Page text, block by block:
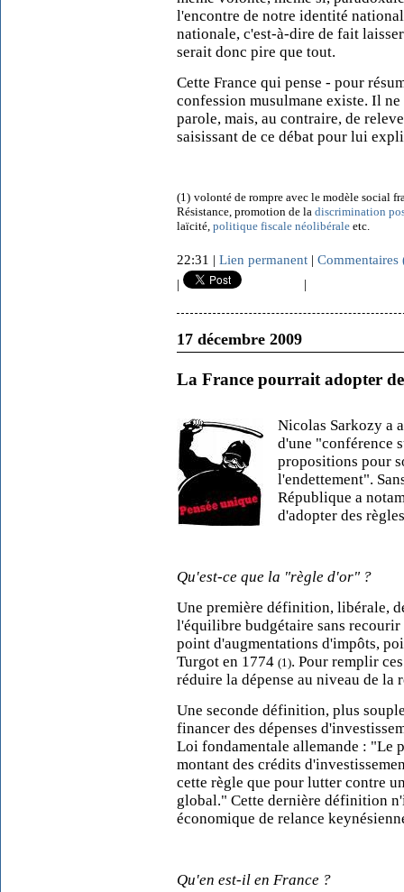
l'encontre de notre identité
nationale, c'est-à-dire de fait
serait donc pire que tout.
Cette France qui pense - pour
confession musulmane existe. Il
parole, mais, au contraire, de
saisissant de ce débat pour lui
(1) volonté de rompre avec le modèle social
Résistance, promotion de la discrimination
laïcité, politique fiscale néolibérale etc.
22:31 | Lien permanent | Commentaires
|
|
17 décembre 2009
La France pourrait adopter
Nicolas Sarkozy a
d'une "conférence
propositions pour
l'endettement".
République a
d'adopter des
Qu'est-ce que la "règle d'or" ?
Une première définition, libérale,
l'équilibre budgétaire sans
point d'augmentations d'impôts,
Turgot en 1774 (1). Pour remplir
réduire la dépense au niveau de la
Une seconde définition, plus
financer des dépenses
Loi fondamentale allemande : "Le
montant des crédits
cette règle que pour lutter contre
global." Cette dernière définition
économique de relance
Qu'en est-il en France ?